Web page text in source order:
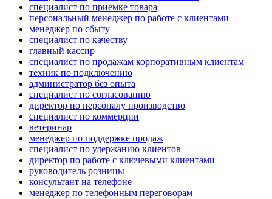
специалист по приемке товара
персональный менеджер по работе с клиентами
менеджер по сбыту
специалист по качеству
главный кассир
специалист по продажам корпоративным клиентам
техник по подключению
администратор без опыта
специалист по согласованию
директор по персоналу производство
специалист по коммерции
ветеринар
менеджер по поддержке продаж
специалист по удержанию клиентов
директор по работе с ключевыми клиентами
руководитель розницы
консультант на телефоне
менеджер по телефонным переговорам